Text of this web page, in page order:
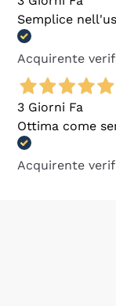
Semplice
Acquirente
3 Giorni Fa
Ottima come
Acquirente